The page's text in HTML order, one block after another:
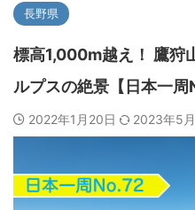
長野県
標高1,000m越え！ 鷹狩
ルプスの絶景【日本一
2022年1月20日 2023年5